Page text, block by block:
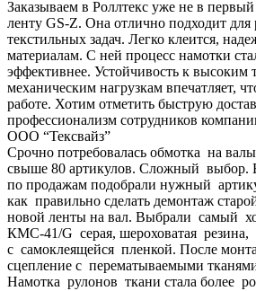
Заказываем в Роллтекс уже не в
ленту GS-Z. Она отлично подходит для
текстильных задач. Легко клеится,
материалам. С ней процесс намотки
эффективнее. Устойчивость к высоким
механическим нагрузкам впечатляет,
работе. Хотим отметить быструю
профессионализм сотрудников
ООО “Тексвайз”
Срочно потребовалась обмотка на
свыше 80 артикулов. Сложный выбор.
по продажам подобрали нужный
как правильно сделать демонтаж
новой ленты на вал. Выбрали самый
КМС-41/G серая, шероховатая резина,
с самоклеящейся пленкой. После
сцепление с перематываемыми
Намотка рулонов ткани стала более